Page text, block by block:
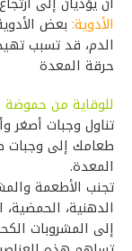
الأدوية: بعض
الدم، قد تسبب
حرقة المعدة
للوقاية من حموضة
تناول وجبات أصغر
طعامك إلى وجبات
المعدة.
تجنب الأطعمة
الدهنية، الحمضية،
إلى المشروبات